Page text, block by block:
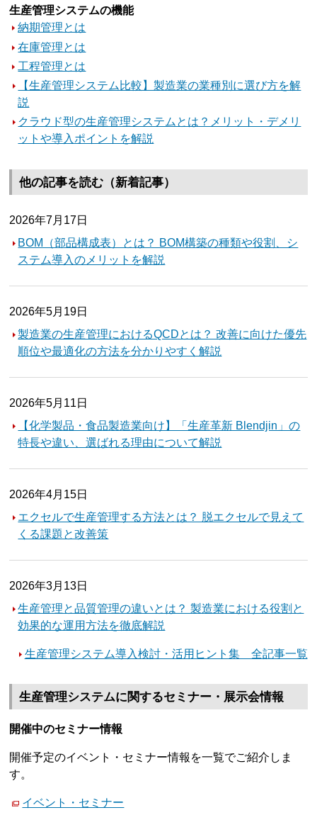
生産管理システムの機能
納期管理とは
在庫管理とは
工程管理とは
【生産管理システム比較】製造業の業種別に選び方を解
説
クラウド型の生産管理システムとは？メリット・デメリ
ットや導入ポイントを解説
他の記事を読む（新着記事）
2026年7月17日
BOM（部品構成表）とは？ BOM構築の種類や役割、シ
ステム導入のメリットを解説
2026年5月19日
製造業の生産管理におけるQCDとは？ 改善に向けた優先
順位や最適化の方法を分かりやすく解説
2026年5月11日
【化学製品・食品製造業向け】「生産革新 Blendjin」の
特長や違い、選ばれる理由について解説
2026年4月15日
エクセルで生産管理する方法とは？ 脱エクセルで見えて
くる課題と改善策
2026年3月13日
生産管理と品質管理の違いとは？ 製造業における役割と
効果的な運用方法を徹底解説
生産管理システム導入検討・活用ヒント集 全記事一覧
生産管理システムに関するセミナー・展示会情報
開催中のセミナー情報
開催予定のイベント・セミナー情報を一覧でご紹介しま
す。
イベント・セミナー